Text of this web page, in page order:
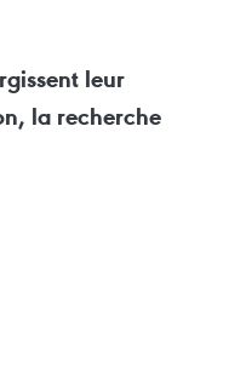
leur
la recherche